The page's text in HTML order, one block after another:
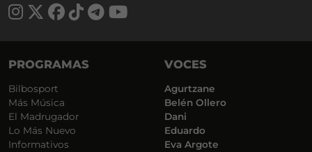
PROGRAMAS
Bilbosport
Más Música
El Madrugador
Lo Más Nuevo
Informativos
VOCES
Agurtzane
Belén Ollero
Dani
Eduardo
Eva Argote